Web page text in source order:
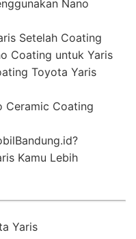
Nano
Setelah Coating
Coating untuk Yaris
Toyota Yaris
Ceramic Coating
Kamu Lebih